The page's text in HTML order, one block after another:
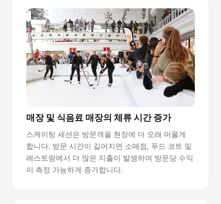
도록 아이스링크 관리자 인증을 제공합니다.
합성 얼음이 어떻게 작동하는지 궁금하십니까? 저희 팀
과 상담하세요 →
매장 및 식음료 매장의 체류 시간 증가
스케이팅 세션은 방문객을 현장에 더 오래 머물게
합니다. 방문 시간이 길어지면 소매점, 푸드 코트 및
레스토랑에서 더 많은 지출이 발생하여 방문당 수익
이 측정 가능하게 증가합니다.